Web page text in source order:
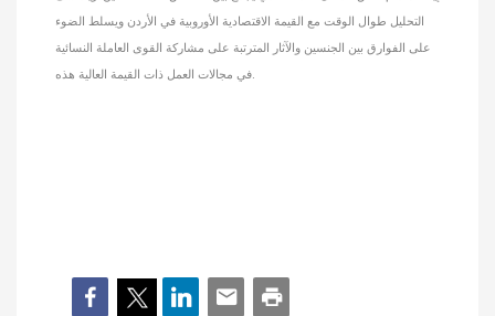
التحليل طوال الوقت مع القيمة الاقتصادية الأوروبية في الأردن ويسلط الضوء
على الفوارق بين الجنسين والآثار المترتبة على مشاركة القوى العاملة النسائية
في مجالات العمل ذات القيمة العالية هذه.